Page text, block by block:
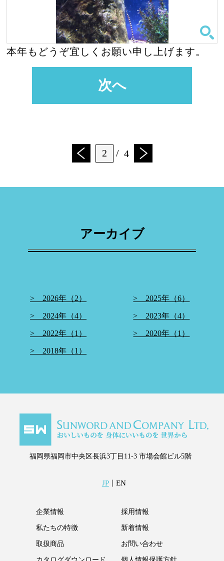
本年もどうぞ宜しくお願い申し上げます。
次へ
2 / 4
アーカイブ
> 2026年（2） > 2025年（6）
> 2024年（4） > 2023年（4）
> 2022年（1） > 2020年（1）
> 2018年（1）
福岡県福岡市中央区長浜3丁目11-3 市場会館ビル5階
JP｜ EN
企業情報
私たちの特徴
取扱商品
採用情報
新着情報
お問い合わせ